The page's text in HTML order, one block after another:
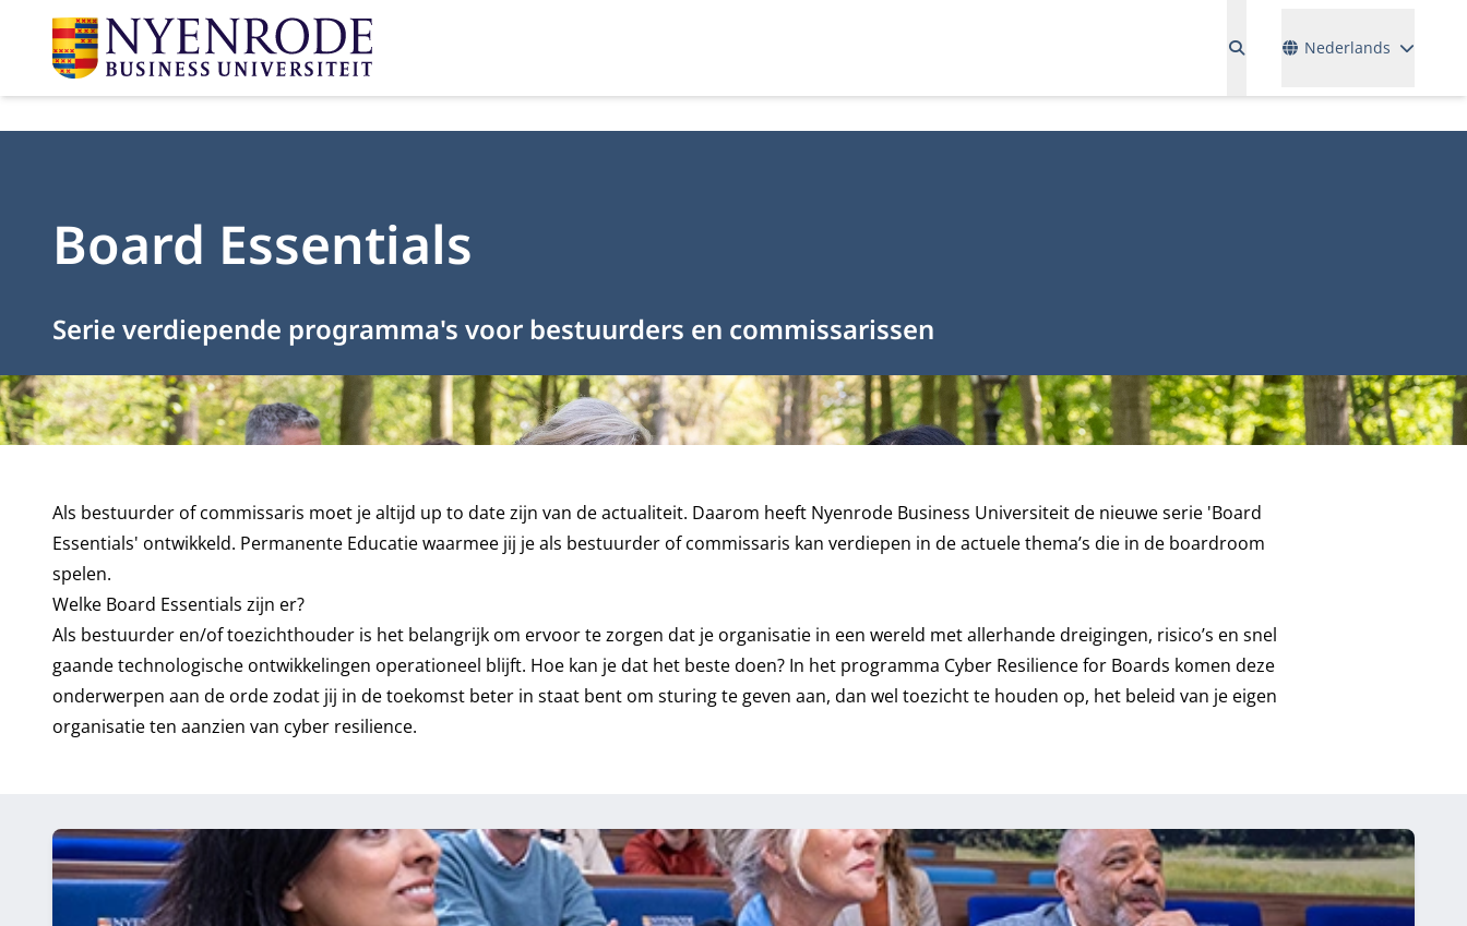
Nederlands
Board Essentials
Serie verdiepende programma's voor bestuurders en commissarissen
Als bestuurder of commissaris moet je altijd up to date zijn van de actualiteit. Daarom heeft Nyenrode Business Universiteit de nieuwe serie 'Board
Essentials' ontwikkeld. Permanente Educatie waarmee jij je als bestuurder of commissaris kan verdiepen in de actuele thema’s die in de boardroom
spelen.
Welke Board Essentials zijn er?
Als bestuurder en/of toezichthouder is het belangrijk om ervoor te zorgen dat je organisatie in een wereld met allerhande dreigingen, risico’s en snel
gaande technologische ontwikkelingen operationeel blijft. Hoe kan je dat het beste doen? In het programma Cyber Resilience for Boards komen deze
onderwerpen aan de orde zodat jij in de toekomst beter in staat bent om sturing te geven aan, dan wel toezicht te houden op, het beleid van je eigen
organisatie ten aanzien van cyber resilience.